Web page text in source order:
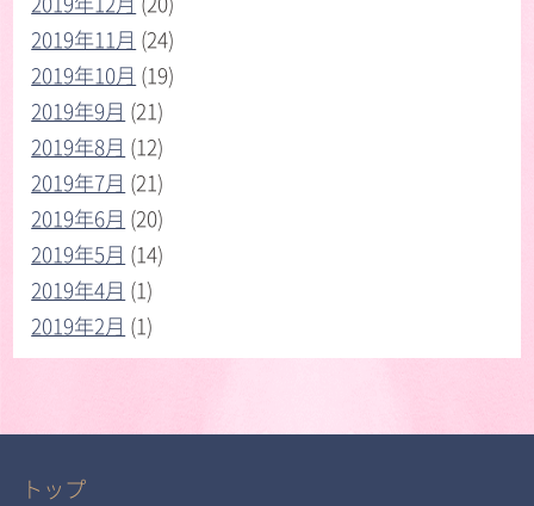
2019年11月 (24)
2019年10月 (19)
2019年9月 (21)
2019年8月 (12)
2019年7月 (21)
2019年6月 (20)
2019年5月 (14)
2019年4月 (1)
2019年2月 (1)
トップ